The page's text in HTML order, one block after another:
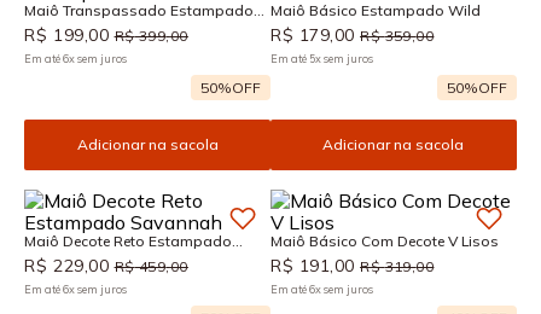
Maiô Transpassado Estampado
Ocean
R$ 199,00 R$ 399,00
Em até6xsem juros
50%OFF
Adicionar na sacola
Maiô Básico Estampado Wild
R$ 179,00 R$ 359,00
Em até 5xsem juros
50%OFF
Adicionar na sacola
Maiô Decote Reto Estampado
Savannah
R$ 229,00 R$ 459,00
Em até6xsem juros
Maiô Básico Com Decote V Lisos
R$ 191,00 R$ 319,00
Em até6xsem juros